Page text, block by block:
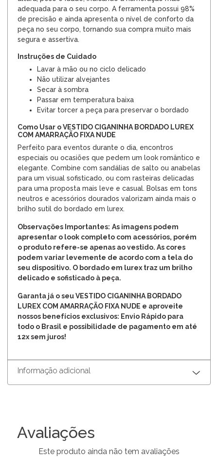
adequada para o seu corpo. A ferramenta possui 98%
de precisão e ainda apresenta o nível de conforto da
peça no seu corpo, tornando sua compra muito mais
segura e assertiva.
Instruções de Cuidado
Lavar à mão ou no ciclo delicado
Não utilizar alvejantes
Secar à sombra
Passar em temperatura baixa
Evitar torcer a peça para preservar o bordado
Como Usar o VESTIDO CIGANINHA BORDADO LUREX
COM AMARRAÇÃO FIXA NUDE
Perfeito para eventos durante o dia, encontros
especiais ou ocasiões que pedem um look romântico e
elegante. Combine com sandálias de salto ou anabelas
para um visual sofisticado, ou com rasteiras delicadas
para uma proposta mais leve e casual. Bolsas em tons
neutros e acessórios dourados valorizam ainda mais o
brilho sutil do bordado em lurex.
Observações Importantes: As imagens podem
apresentar o look completo com acessórios, porém
o produto refere-se apenas ao vestido. As cores
podem variar levemente de acordo com a tela do
seu dispositivo. O bordado em lurex traz um brilho
delicado e sofisticado à peça.
Garanta já o seu VESTIDO CIGANINHA BORDADO
LUREX COM AMARRAÇÃO FIXA NUDE e aproveite
nossos benefícios exclusivos: Envio Rápido para
todo o Brasil e possibilidade de pagamento em até
12x sem juros!
Informação adicional
Avaliações
Este produto ainda não tem avaliações